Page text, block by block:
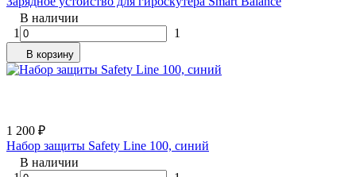
В наличии
1
1
В корзину
1 200 ₽
Набор защиты Safety Line 100, синий
В наличии